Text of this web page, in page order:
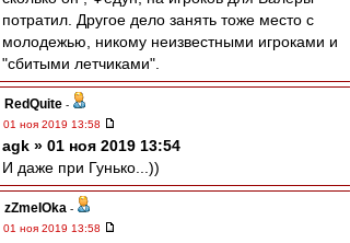
потратил. Другое дело занять тоже место с
молодежью, никому неизвестными игроками и
"сбитыми летчиками".
RedQuite -
01 ноя 2019 13:58
agk » 01 ноя 2019 13:54
И даже при Гунько...))
zZmeIOka -
01 ноя 2019 13:58